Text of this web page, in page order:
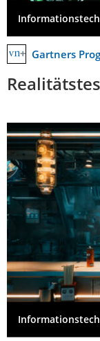
Gartners